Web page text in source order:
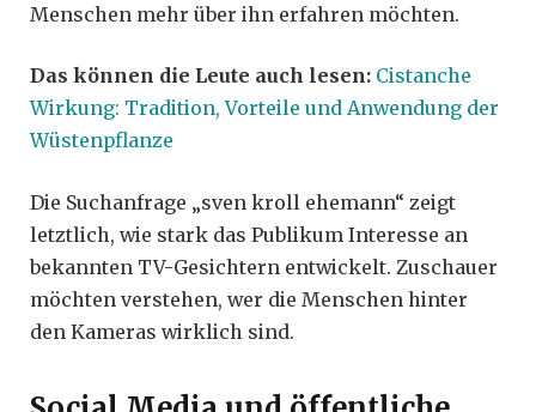
Menschen mehr über ihn erfahren möchten.
Das können die Leute auch lesen: Cistanche
Wirkung: Tradition, Vorteile und Anwendung der
Wüstenpflanze
Die Suchanfrage „sven kroll ehemann“ zeigt
letztlich, wie stark das Publikum Interesse an
bekannten TV-Gesichtern entwickelt. Zuschauer
möchten verstehen, wer die Menschen hinter
den Kameras wirklich sind.